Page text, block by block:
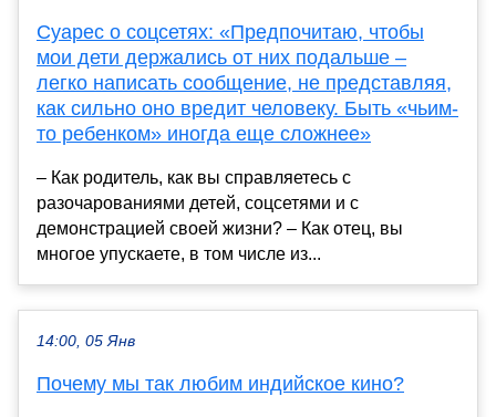
Суарес о соцсетях: «Предпочитаю, чтобы
мои дети держались от них подальше –
легко написать сообщение, не представляя,
как сильно оно вредит человеку. Быть «чьим-
то ребенком» иногда еще сложнее»
– Как родитель, как вы справляетесь с
разочарованиями детей, соцсетями и с
демонстрацией своей жизни? – Как отец, вы
многое упускаете, в том числе из...
14:00, 05 Янв
Почему мы так любим индийское кино?